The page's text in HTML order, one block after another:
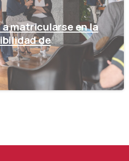
matricularse en la
de